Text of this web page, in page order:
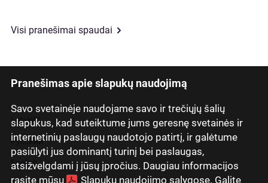
Pranešimas apie slapukų naudojimą
Savo svetainėje naudojame savo ir trečiųjų šalių
slapukus, kad suteiktume jums geresnę svetainės ir
internetinių paslaugų naudotojo patirtį, ir galėtume
pasiūlyti jus dominantį turinį bei paslaugas,
atsižvelgdami į jūsų įpročius. Daugiau informacijos
rasite mūsų
Slapukų naudojimo sąlygose. Galite
Visi pranešimai spaudai
Latviski
Русский
English